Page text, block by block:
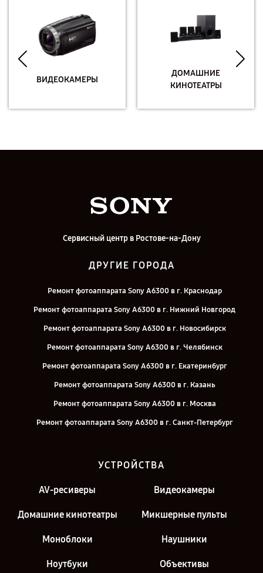
ВИДЕОКАМЕРЫ
ДОМАШНИЕ
КИНОТЕАТРЫ
Сервисный центр в Ростове-на-Дону
ДРУГИЕ ГОРОДА
Ремонт фотоаппарата Sony A6300 в г. Краснодар
Ремонт фотоаппарата Sony A6300 в г. Нижний Новгород
Ремонт фотоаппарата Sony A6300 в г. Новосибирск
Ремонт фотоаппарата Sony A6300 в г. Челябинск
Ремонт фотоаппарата Sony A6300 в г. Екатеринбург
Ремонт фотоаппарата Sony A6300 в г. Казань
Ремонт фотоаппарата Sony A6300 в г. Москва
Ремонт фотоаппарата Sony A6300 в г. Санкт-Петербург
УСТРОЙСТВА
AV-ресиверы Видеокамеры
Домашние кинотеатры Микшерные пульты
Моноблоки Наушники
Ноутбуки Объективы